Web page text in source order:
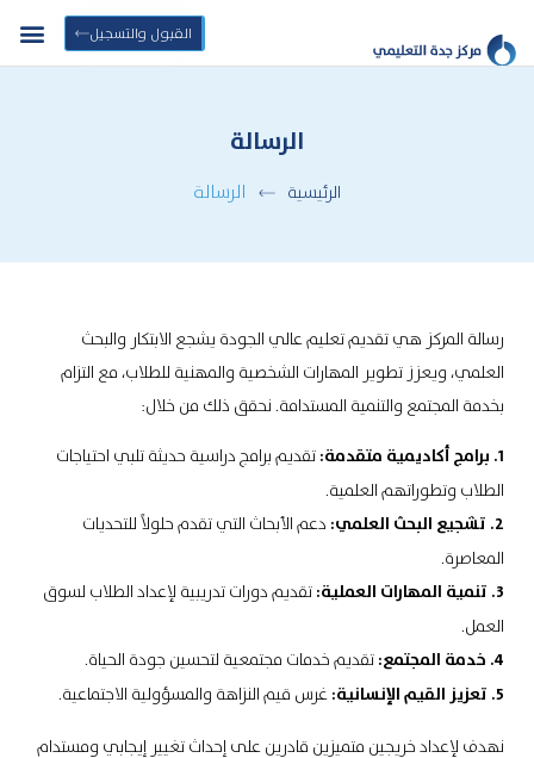
القبول والتسجيل
الرسالة
الرئيسية الرسالة
رسالة المركز هي تقديم تعليم عالي الجودة يشجع الابتكار والبحث
العلمي، ويعزز تطوير المهارات الشخصية والمهنية للطلاب، مع التزام
بخدمة المجتمع والتنمية المستدامة. نحقق ذلك من خلال:
1. برامج أكاديمية متقدمة:
تقديم برامج دراسية حديثة تلبي احتياجات
الطلاب وتطوراتهم العلمية.
2. تشجيع البحث العلمي:
دعم الأبحاث التي تقدم حلولاً للتحديات
المعاصرة.
3. تنمية المهارات العملية:
تقديم دورات تدريبية لإعداد الطلاب لسوق
العمل.
4. خدمة المجتمع: تقديم خدمات مجتمعية لتحسين جودة الحياة.
5. تعزيز القيم الإنسانية: غرس قيم النزاهة والمسؤولية الاجتماعية.
نهدف لإعداد خريجين متميزين قادرين على إحداث تغيير إيجابي ومستدام